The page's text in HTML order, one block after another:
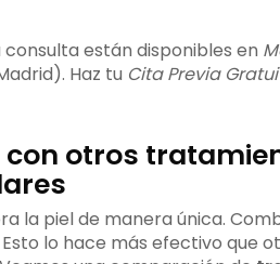
consulta están disponibles en
Haz tu Cita Previa
otros
la piel de manera única.
lo hace más efectivo que